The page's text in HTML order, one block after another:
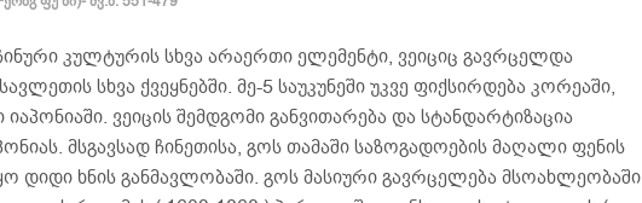
კულტურის სხვა არაერთი ელემენტი, ვეიციც გავრცელდა
სხვა ქვეყნებში. მე-5 საუკუნეში უკვე ფიქსირდება კორეაში,
იაპონიაში. ვეიცის შემდგომი განვითარება და სტანდარტიზაცია
მსგავსად ჩინეთისა, გოს თამაში საზოგადოების მაღალი ფენის
დიდი ხნის განმავლობაში. გოს მასიური გავრცელება მსოახლეობაში